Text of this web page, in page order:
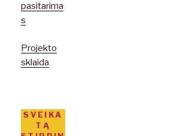
pasitarima
s
Projekto
sklaida
SVEIKA
TĄ